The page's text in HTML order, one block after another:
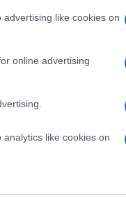
like cookies on
online advertising
like cookies on
første
laget og få en